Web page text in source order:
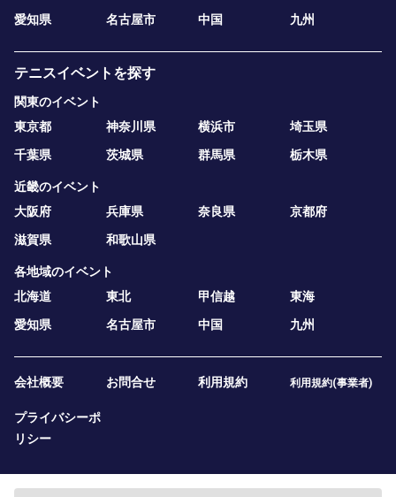
愛知県
名古屋市 中国 九州
テニスイベントを探す
関東のイベント
東京都
神奈川県 横浜市
埼玉県
千葉県
茨城県 群馬県 栃木県
近畿のイベント
大阪府
兵庫県 奈良県
京都府
滋賀県
和歌山県
各地域のイベント
北海道
東北 甲信越
東海
愛知県
名古屋市 中国 九州
会社概要 お問合せ 利用規約 利用規約(事業者)
プライバシーポ
リシー